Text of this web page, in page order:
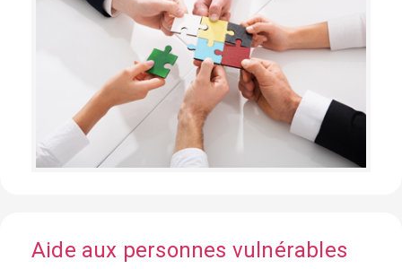
Aide aux personnes vulnérables